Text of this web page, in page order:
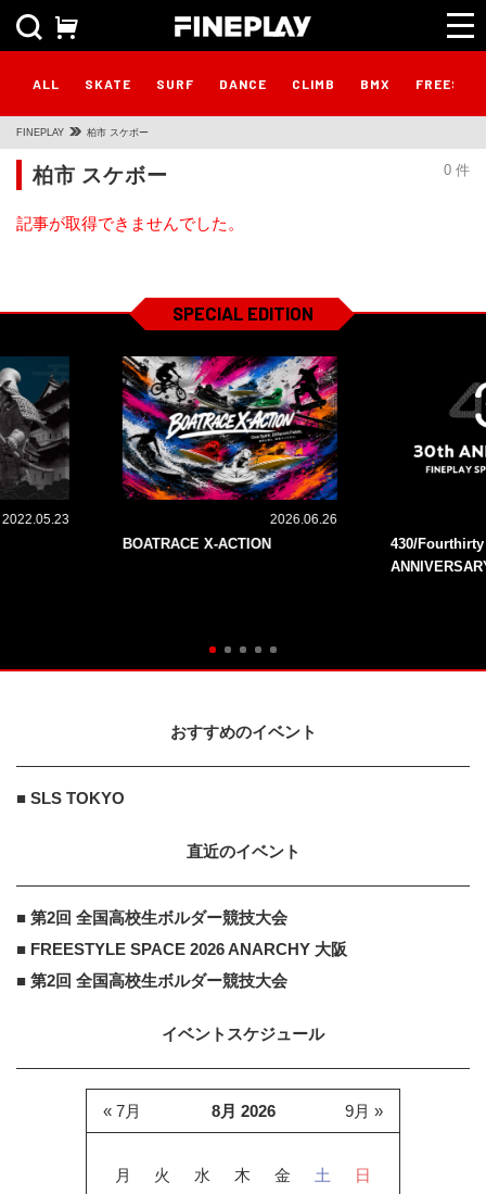
ALL SKATE SURF DANCE CLIMB BMX
FINEPLAY 柏市 スケボー
0 件
柏市 スケボー
記事が取得できませんでした。
SPECIAL EDITION
2022.05.23 2026.06.26
BOATRACE X-ACTION
430/
おすすめのイベント
■ SLS TOKYO
直近のイベント
■ 第2回 全国高校生ボルダー競技大会
■ FREESTYLE SPACE 2026 ANARCHY 大阪
■ 第2回 全国高校生ボルダー競技大会
イベントスケジュール
8月 2026
月 火 水 木 金 土 日
« 7月 9月 »